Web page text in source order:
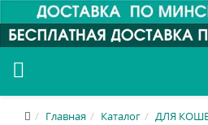
Главная Каталог ДЛЯ